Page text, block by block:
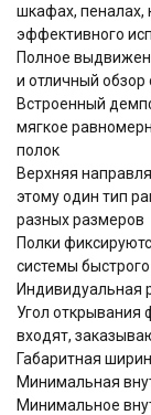
шкафах,
эффективного
Полное
и отличный обзор
Встроенный
мягкое
полок
Верхняя
этому один тип
разных размеров
Полки
системы
Индивидуальная
Угол открывания
входят,
Габаритная
Минимальная
Минимальное